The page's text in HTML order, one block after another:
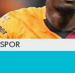
SPOR